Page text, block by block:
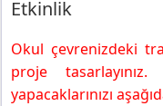
Etkinlik
Okul çevrenizdeki
proje
yapacaklarınızı